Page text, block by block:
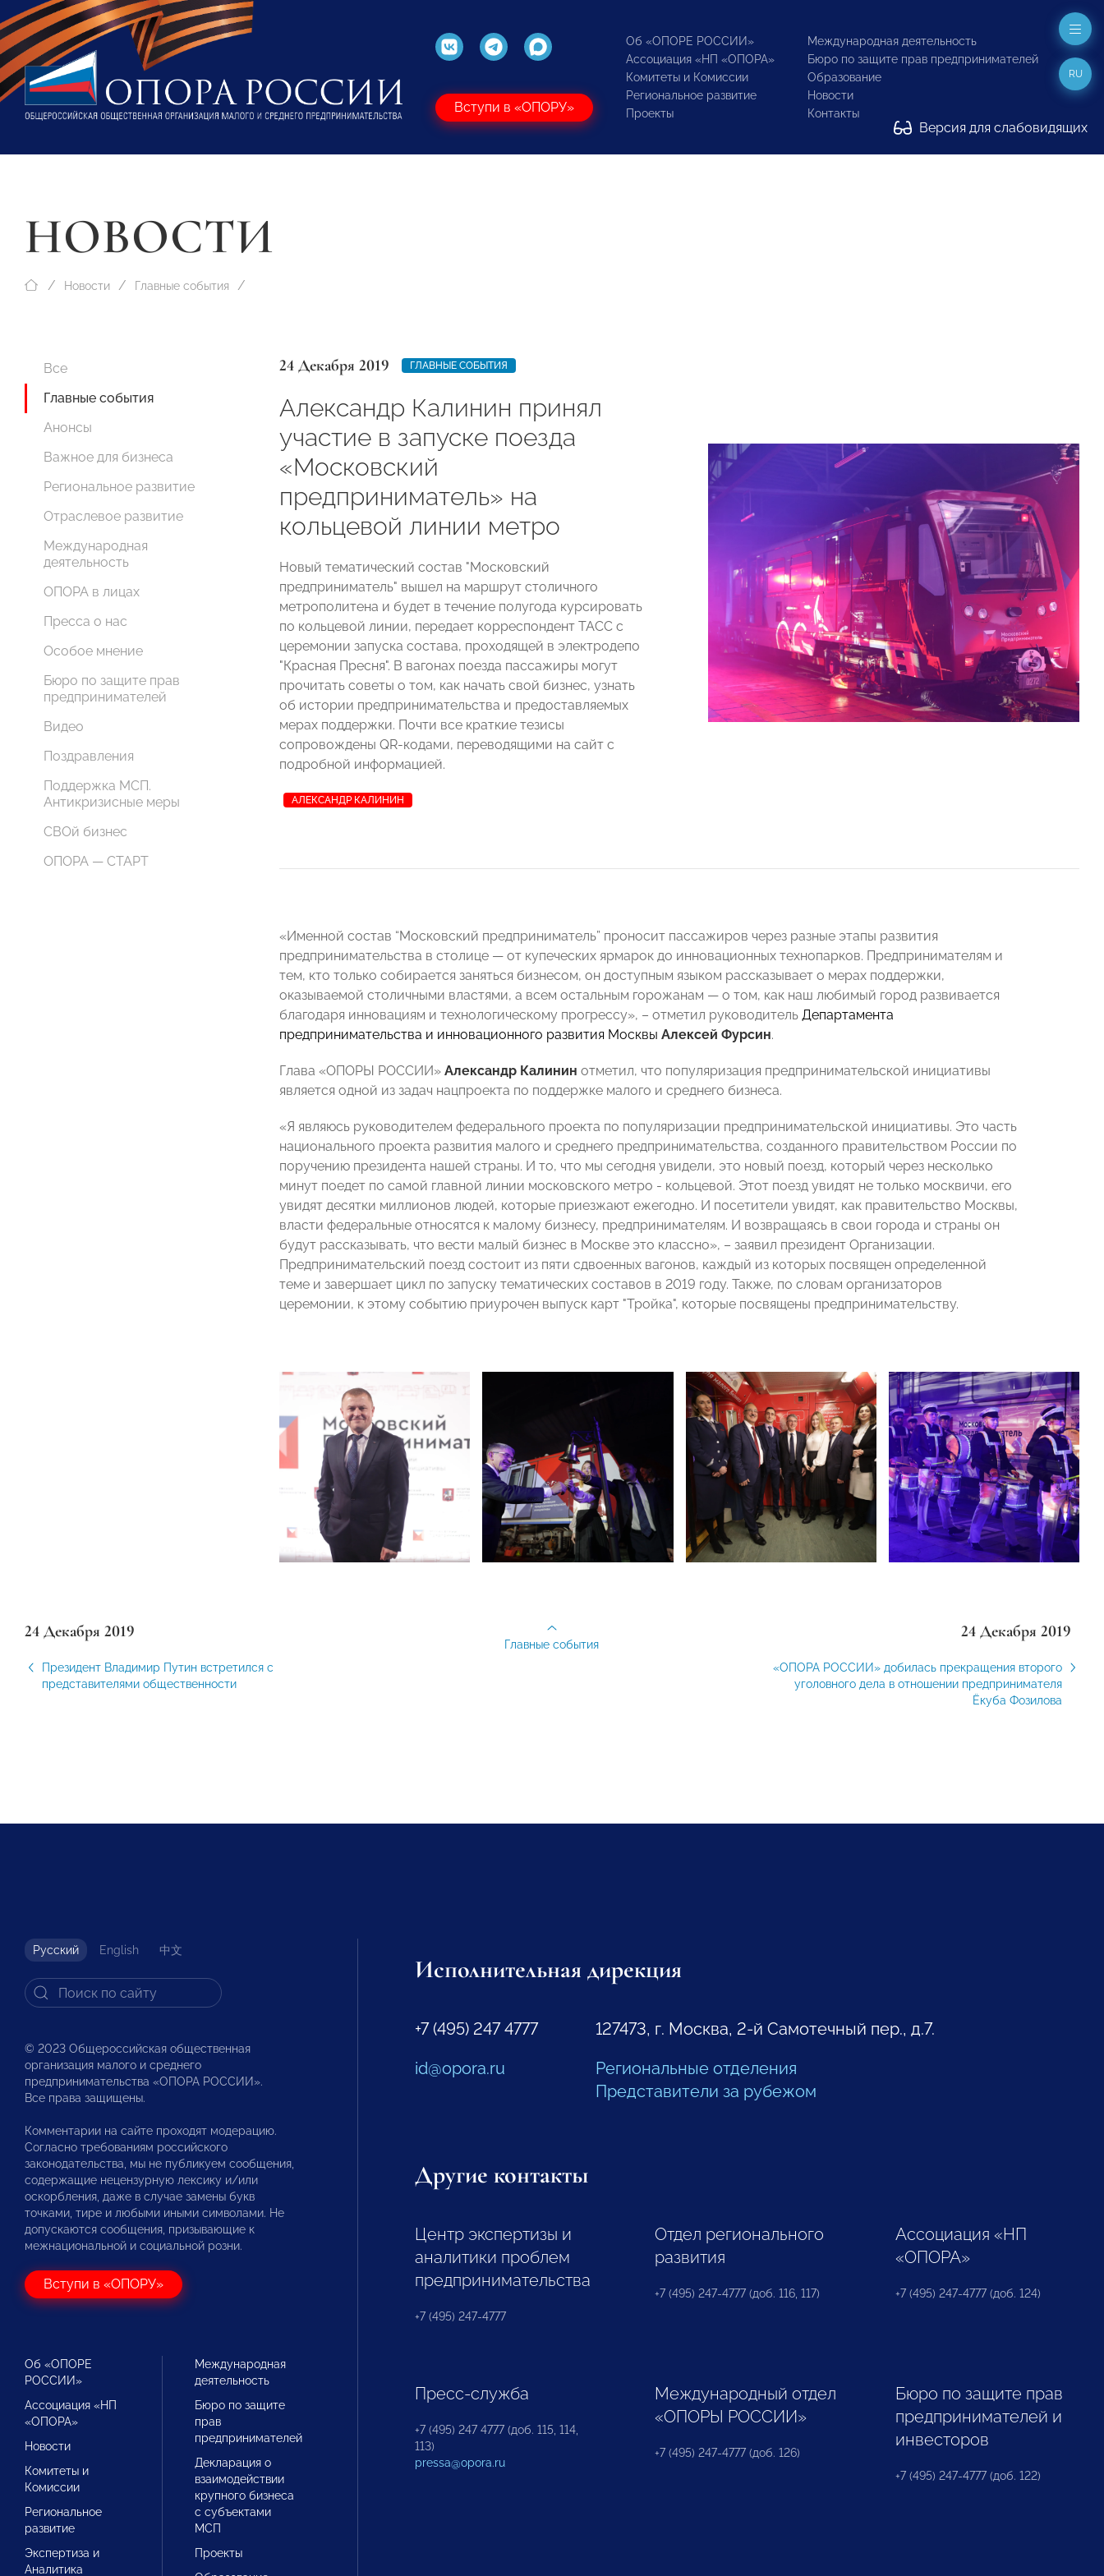
Вступи в «ОПОРУ»
Об «ОПОРЕ РОССИИ»
Ассоциация «НП «ОПОРА»
Комитеты и Комиссии
Региональное развитие
Проекты
Международная деятельность
Бюро по защите прав предпринимателей
Образование
Новости
Контакты
Версия для слабовидящих
RU
НОВОСТИ
Новости Главные события
Все
Главные события
Анонсы
Важное для бизнеса
Региональное развитие
Отраслевое развитие
Международная
деятельность
ОПОРА в лицах
Пресса о нас
Особое мнение
Бюро по защите прав
предпринимателей
Видео
Поздравления
Поддержка МСП.
Антикризисные меры
СВОй бизнес
ОПОРА — СТАРТ
24 Декабря 2019 ГЛАВНЫЕ СОБЫТИЯ
Александр Калинин принял
участие в запуске поезда
«Московский
предприниматель» на
кольцевой линии метро
Новый тематический состав "Московский
предприниматель" вышел на маршрут столичного
метрополитена и будет в течение полугода курсировать
по кольцевой линии, передает корреспондент ТАСС с
церемонии запуска состава, проходящей в электродепо
"Красная Пресня". В вагонах поезда пассажиры могут
прочитать советы о том, как начать свой бизнес, узнать
об истории предпринимательства и предоставляемых
мерах поддержки. Почти все краткие тезисы
сопровождены QR-кодами, переводящими на сайт с
подробной информацией.
АЛЕКСАНДР КАЛИНИН
«Именной состав “Московский предприниматель” проносит пассажиров через разные этапы развития
предпринимательства в столице — от купеческих ярмарок до инновационных технопарков. Предпринимателям и
тем, кто только собирается заняться бизнесом, он доступным языком рассказывает о мерах поддержки,
оказываемой столичными властями, а всем остальным горожанам — о том, как наш любимый город развивается
благодаря инновациям и технологическому прогрессу», – отметил руководитель Департамента
предпринимательства и инновационного развития Москвы Алексей Фурсин.
Глава «ОПОРЫ РОССИИ» Александр Калинин отметил, что популяризация предпринимательской инициативы
является одной из задач нацпроекта по поддержке малого и среднего бизнеса.
«Я являюсь руководителем федерального проекта по популяризации предпринимательской инициативы. Это часть
национального проекта развития малого и среднего предпринимательства, созданного правительством России по
поручению президента нашей страны. И то, что мы сегодня увидели, это новый поезд, который через несколько
минут поедет по самой главной линии московского метро - кольцевой. Этот поезд увидят не только москвичи, его
увидят десятки миллионов людей, которые приезжают ежегодно. И посетители увидят, как правительство Москвы,
власти федеральные относятся к малому бизнесу, предпринимателям. И возвращаясь в свои города и страны он
будут рассказывать, что вести малый бизнес в Москве это классно», – заявил президент Организации.
Предпринимательский поезд состоит из пяти сдвоенных вагонов, каждый из которых посвящен определенной
теме и завершает цикл по запуску тематических составов в 2019 году. Также, по словам организаторов
церемонии, к этому событию приурочен выпуск карт "Тройка", которые посвящены предпринимательству.
24 Декабря 2019
Президент Владимир Путин встретился с
представителями общественности
24 Декабря 2019
«ОПОРА РОССИИ» добилась прекращения второго
уголовного дела в отношении предпринимателя
Ёкуба Фозилова
Главные события
Русский English 中文
© 2023 Общероссийская общественная
организация малого и среднего
предпринимательства «ОПОРА РОССИИ».
Все права защищены.
Комментарии на сайте проходят модерацию.
Согласно требованиям российского
законодательства, мы не публикуем сообщения,
содержащие нецензурную лексику и/или
оскорбления, даже в случае замены букв
точками, тире и любыми иными символами. Не
допускаются сообщения, призывающие к
межнациональной и социальной розни.
Вступи в «ОПОРУ»
Об «ОПОРЕ
РОССИИ»
Ассоциация «НП
«ОПОРА»
Новости
Комитеты и
Комиссии
Региональное
развитие
Экспертиза и
Аналитика
Международная
деятельность
Бюро по защите
прав
предпринимателей
Декларация о
взаимодействии
крупного бизнеса
с субъектами
МСП
Проекты
Исполнительная дирекция
+7 (495) 247 4777
id@opora.ru
127473, г. Москва, 2-й Самотечный пер., д.7.
Региональные отделения
Представители за рубежом
Другие контакты
Центр экспертизы и
аналитики проблем
предпринимательства
+7 (495) 247-4777
Отдел регионального
развития
+7 (495) 247-4777 (доб. 116, 117)
Ассоциация «НП
«ОПОРА»
+7 (495) 247-4777 (доб. 124)
Пресс-служба
+7 (495) 247 4777 (доб. 115, 114,
113)
pressa@opora.ru
Международный отдел
«ОПОРЫ РОССИИ»
+7 (495) 247-4777 (доб. 126)
Бюро по защите прав
предпринимателей и
инвесторов
+7 (495) 247-4777 (доб. 122)